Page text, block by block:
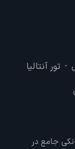
- تور آنتالیا
جامع در